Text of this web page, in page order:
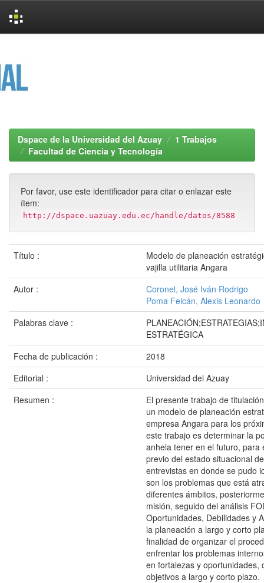
Dspace de la Universidad del Azuay
1 Trabajos
Facultad de Ciencia y Tecnología
Por favor, use este identificador para citar o enlazar este
ítem:
http://dspace.uazuay.edu.ec/handle/datos/8588
Título :
Modelo de planeación
vajilla utilitaria Angara
Autor :
Coronel, José Iván Rodrigo
Poma Feicán, Alexis Leonardo
Palabras clave :
ESTRATÉGICA
Fecha de publicación :
2018
Editorial :
Universidad del Azuay
Resumen :
El presente trabajo de
un modelo de planeación
empresa Angara para los
este trabajo es determinar la
anhela tener en el futuro, para
previo del estado situacional
entrevistas en donde se pudo
son los problemas que está
diferentes ámbitos,
misión, seguido del análisis
Oportunidades, Debilidades y
la planeación a largo y corto
finalidad de organizar el
enfrentar los problemas
en fortalezas y oportunidades,
objetivos a largo y corto plazo.